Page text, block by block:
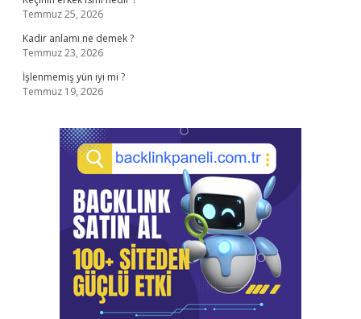
Temmuz 25, 2026
Kadir anlamı ne demek ?
Temmuz 23, 2026
İşlenmemiş yün iyi mi ?
Temmuz 19, 2026